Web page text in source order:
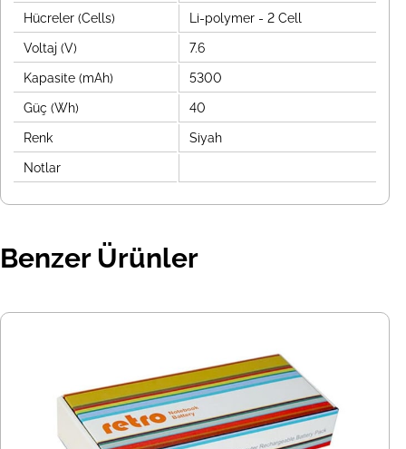
Hücreler (Cells) Li-polymer - 2 Cell
Voltaj (V) 7.6
Kapasite (mAh) 5300
Güç (Wh) 40
Renk Siyah
Notlar
Benzer Ürünler